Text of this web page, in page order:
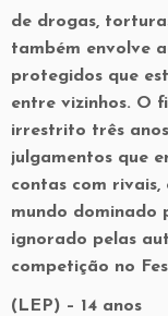
de drogas,
também envolve
protegidos que
entre vizinhos. O
irrestrito três
julgamentos que
contas com
mundo dominado
ignorado pelas
competição no
(LEP) – 14 anos